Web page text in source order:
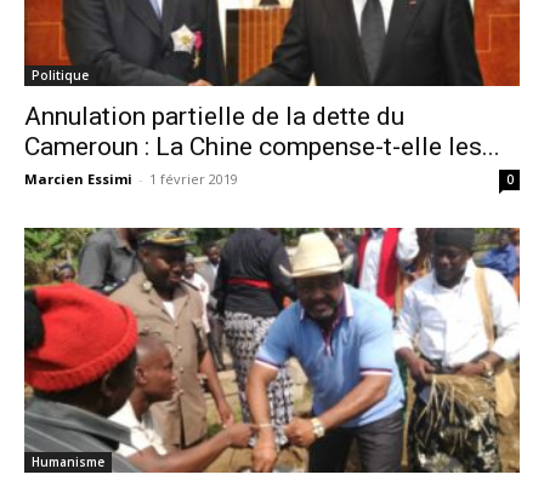
Politique
Annulation partielle de la dette du
Cameroun : La Chine compense-t-elle les...
Marcien Essimi - 1 février 2019 0
Humanisme